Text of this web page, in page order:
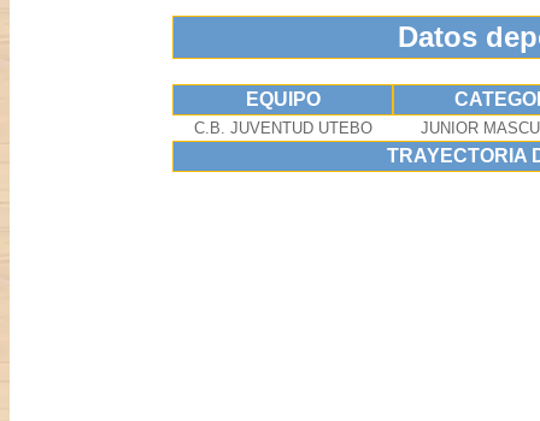
Datos
EQUIPO
C.B. JUVENTUD UTEBO JUNIOR
TRAYECTORIA